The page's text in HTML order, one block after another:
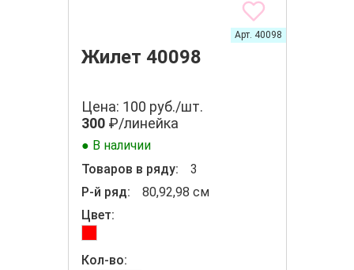
Жилет 40098
Арт. 40098
Цена: 100 руб./шт.
300₽/линейка
● В наличии
Товаров в ряду:
3
Р-й ряд:
80,92,98 см
Цвет:
Кол-во: